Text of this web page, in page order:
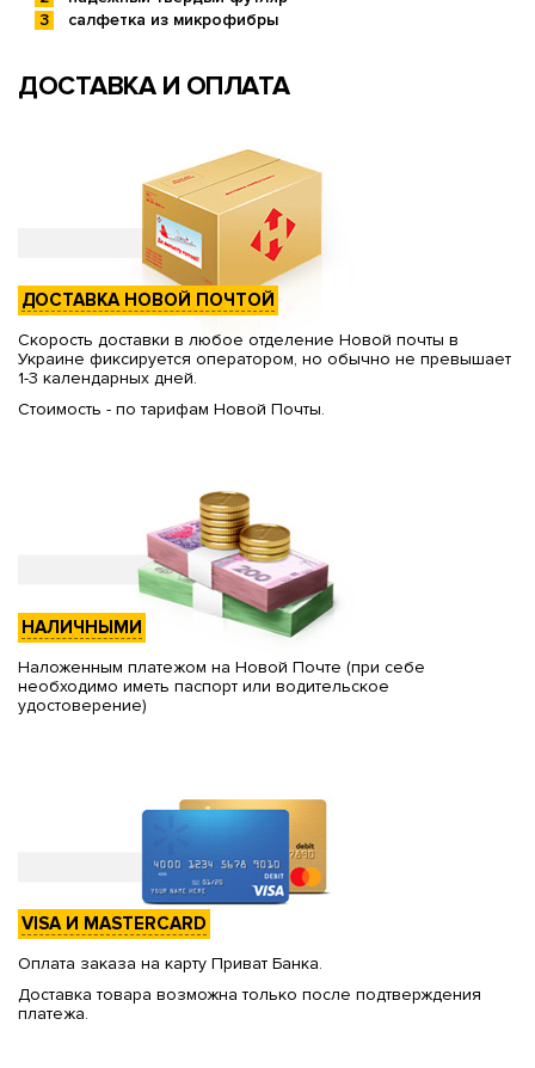
салфетка из микрофибры
ДОСТАВКА И ОПЛАТА
ДОСТАВКА НОВОЙ ПОЧТОЙ
Скорость доставки в любое отделение Новой почты в
Украине фиксируется оператором, но обычно не превышает
1-3 календарных дней.
Стоимость - по тарифам Новой Почты.
НАЛИЧНЫМИ
Наложенным платежом на Новой Почте (при себе
необходимо иметь паспорт или водительское
удостоверение)
VISA И MASTERCARD
Оплата заказа на карту Приват Банка.
Доставка товара возможна только после подтверждения
платежа.